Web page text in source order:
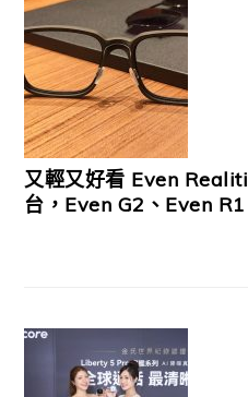
又輕又好看 Even
台，Even G2、Even